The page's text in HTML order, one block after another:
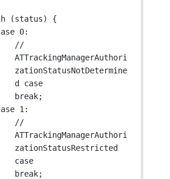
(status) {
0:
//
ATTrackingManagerAuthori
zationStatusNotDetermine
d case
break;
1 :
//
ATTrackingManagerAuthori
zationStatusRestricted
case
break;